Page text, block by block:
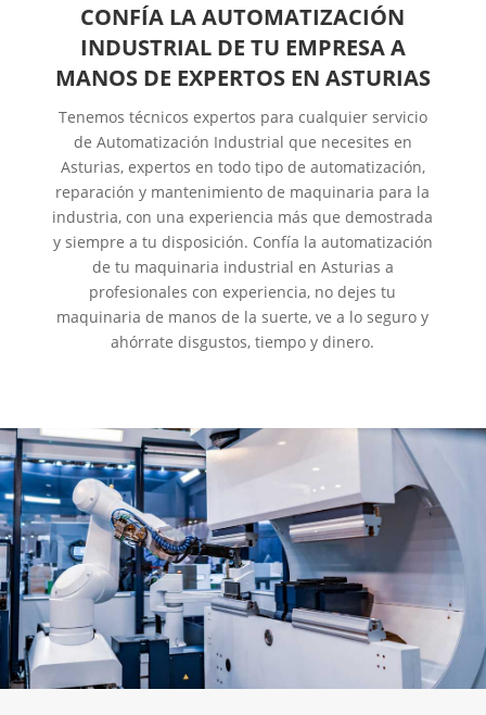
CONFÍA LA AUTOMATIZACIÓN
INDUSTRIAL DE TU EMPRESA A
MANOS DE EXPERTOS EN ASTURIAS
Tenemos técnicos expertos para cualquier servicio
de Automatización Industrial que necesites en
Asturias, expertos en todo tipo de automatización,
reparación y mantenimiento de maquinaria para la
industria, con una experiencia más que demostrada
y siempre a tu disposición. Confía la automatización
de tu maquinaria industrial en Asturias a
profesionales con experiencia, no dejes tu
maquinaria de manos de la suerte, ve a lo seguro y
ahórrate disgustos, tiempo y dinero.